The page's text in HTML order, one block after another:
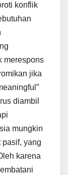
konflik
merespons
jika
diambil
mungkin
pasif, yang
karena